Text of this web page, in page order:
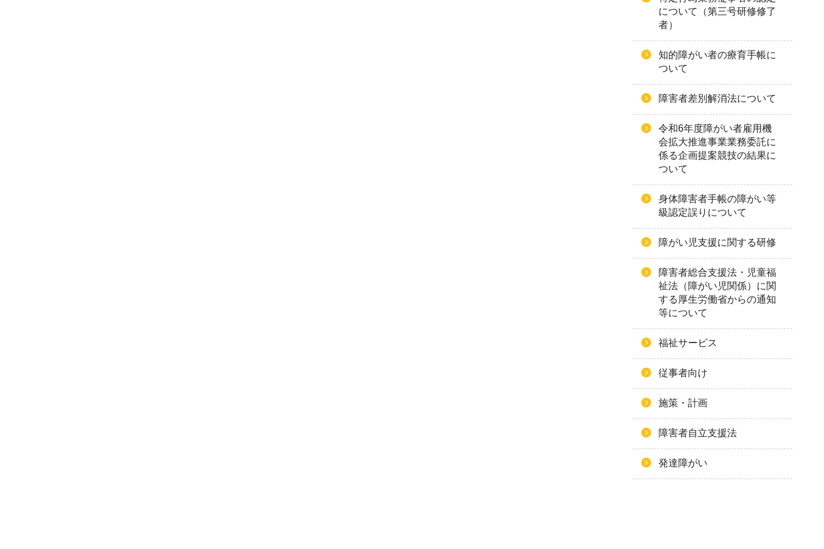
について（第三号研修修了
者）
知的障がい者の療育手帳に
ついて
障害者差別解消法について
令和6年度障がい者雇用機
会拡大推進事業業務委託に
係る企画提案競技の結果に
ついて
身体障害者手帳の障がい等
級認定誤りについて
障がい児支援に関する研修
障害者総合支援法・児童福
祉法（障がい児関係）に関
する厚生労働省からの通知
等について
福祉サービス
従事者向け
施策・計画
障害者自立支援法
発達障がい